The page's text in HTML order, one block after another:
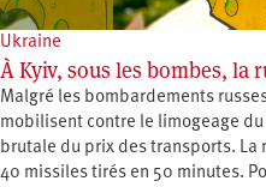
Ukraine
À Kyiv, sous les bombes, la
Malgré les bombardements
mobilisent contre le limogeage
brutale du prix des transports.
40 missiles tirés en 50 minutes.